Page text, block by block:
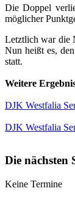
Die Doppel
möglicher
Letztlich war die
Nun heißt es,
statt.
Weitere
DJK Westfalia
DJK Westfalia
Die nächsten
Keine Termine